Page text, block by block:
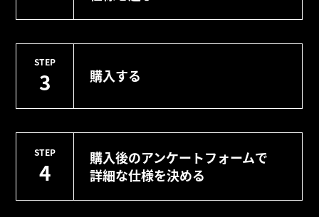
STEP
3 購入する
STEP
4
購入後のアンケートフォームで
詳細な仕様を決める